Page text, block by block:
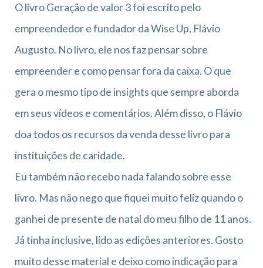
O livro Geração de valor 3 foi escrito pelo
empreendedor e fundador da Wise Up, Flávio
Augusto. No livro, ele nos faz pensar sobre
empreender e como pensar fora da caixa. O que
gera o mesmo tipo de insights que sempre aborda
em seus vídeos e comentários. Além disso, o Flávio
doa todos os recursos da venda desse livro para
instituições de caridade.
Eu também não recebo nada falando sobre esse
livro. Mas não nego que fiquei muito feliz quando o
ganhei de presente de natal do meu filho de 11 anos.
Já tinha inclusive, lido as edições anteriores. Gosto
muito desse material e deixo como indicação para